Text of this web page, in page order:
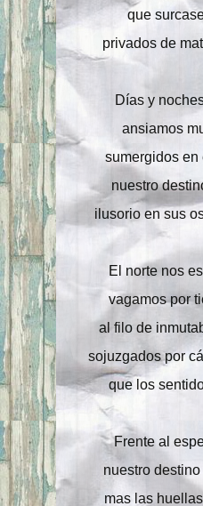
que
privados de
Días y
ansiamos
sumergidos en
nuestro
ilusorio en sus
El norte nos
vagamos por
al filo de
sojuzgados por
que los
Frente al
nuestro
mas las